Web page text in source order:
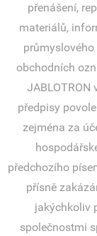
přenášení,
materiálů,
obchodních
JABLOTRON
předpisy
zejména za
předchozího
přísně
jakýchkoliv
společnostmi